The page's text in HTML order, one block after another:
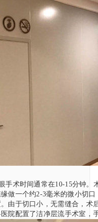
手术时间通常在10-15分钟。
做一个约2-3毫米的微小切
由于切口小，无需缝合，术
院配置了洁净层流手术室，